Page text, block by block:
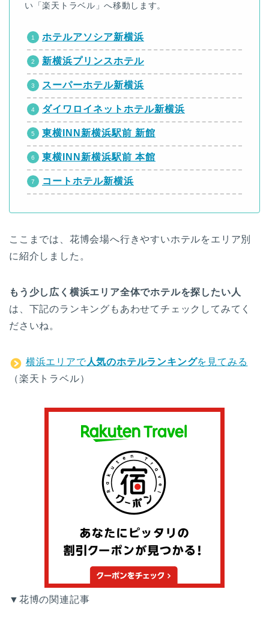
い「楽天トラベル」へ移動します。
ホテルアソシア新横浜
新横浜プリンスホテル
スーパーホテル新横浜
ダイワロイネットホテル新横浜
東横INN新横浜駅前 新館
東横INN新横浜駅前 本館
コートホテル新横浜
ここまでは、花博会場へ行きやすいホテルをエリア別
に紹介しました。
もう少し広く横浜エリア全体でホテルを探したい人
は、下記のランキングもあわせてチェックしてみてく
ださいね。
横浜エリアで人気のホテルランキングを見てみる
（楽天トラベル）
▼花博の関連記事